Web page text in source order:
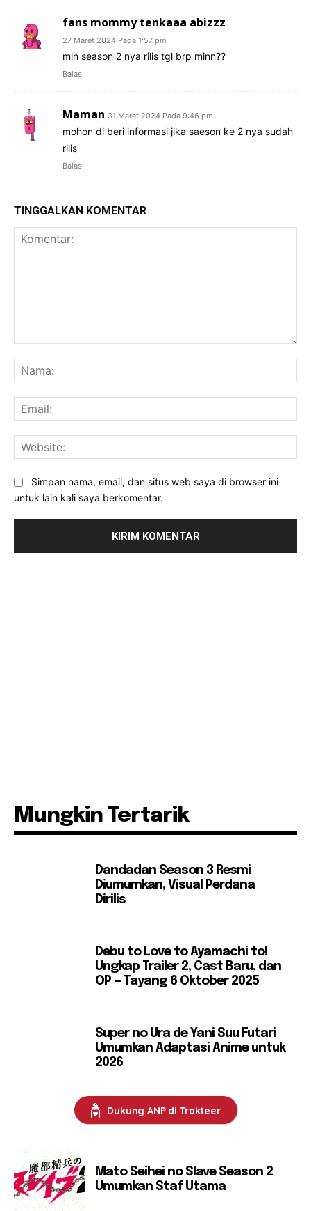
fans mommy tenkaaa abizzz
27 Maret 2024 Pada 1:57 pm
min season 2 nya rilis tgl brp minn??
Balas
Maman 31 Maret 2024 Pada 9:46 pm
mohon di beri informasi jika saeson ke 2 nya sudah
rilis
Balas
TINGGALKAN KOMENTAR
Simpan nama, email, dan situs web saya di browser ini
untuk lain kali saya berkomentar.
Mungkin Tertarik
Dandadan Season 3 Resmi
Diumumkan, Visual Perdana
Dirilis
Debu to Love to Ayamachi to!
Ungkap Trailer 2, Cast Baru, dan
OP — Tayang 6 Oktober 2025
Super no Ura de Yani Suu Futari
Umumkan Adaptasi Anime untuk
2026
Dukung ANP di Trakteer
Mato Seihei no Slave Season 2
Umumkan Staf Utama